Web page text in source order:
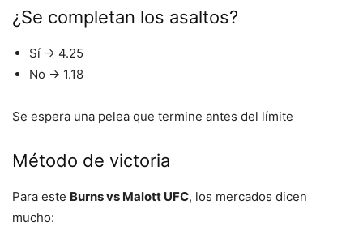
¿Se completan los asaltos?
Sí → 4.25
No → 1.18
Se espera una pelea que termine antes del límite
Método de victoria
Para este Burns vs Malott UFC, los mercados dicen
mucho: